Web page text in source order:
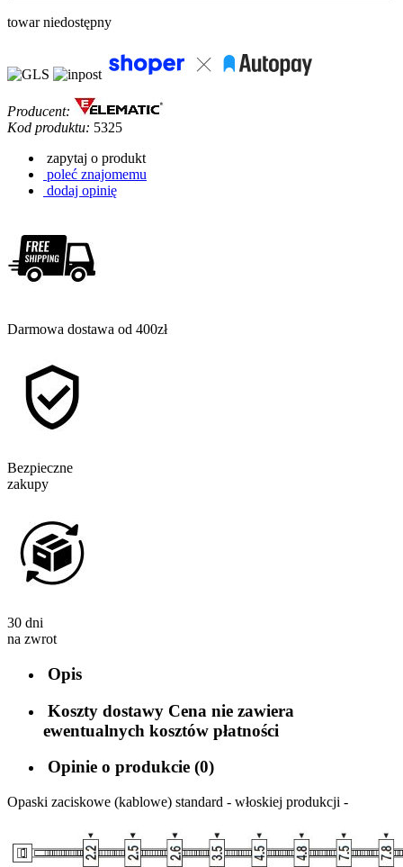
towar niedostępny
Producent:
Kod produktu: 5325
zapytaj o produkt
poleć znajomemu
dodaj opinię
Darmowa dostawa od 400zł
Bezpieczne
zakupy
30 dni
na zwrot
Opis
Koszty dostawy Cena nie zawiera
ewentualnych kosztów płatności
Opinie o produkcie (0)
Opaski zaciskowe (kablowe) standard - włoskiej produkcji -